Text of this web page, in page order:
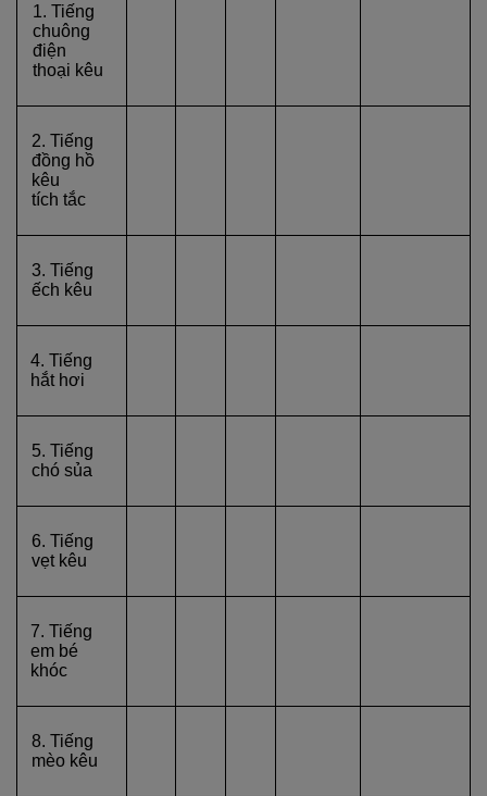
1. Tiếng
chuông
điện
thoại kêu
2. Tiếng
đồng hồ
kêu
tích tắc
3. Tiếng
ếch kêu
4. Tiếng
hắt hơi
5. Tiếng
chó sủa
6. Tiếng
vẹt kêu
7. Tiếng
em bé
khóc
8. Tiếng
mèo kêu